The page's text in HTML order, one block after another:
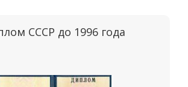
СССР до 1996 года